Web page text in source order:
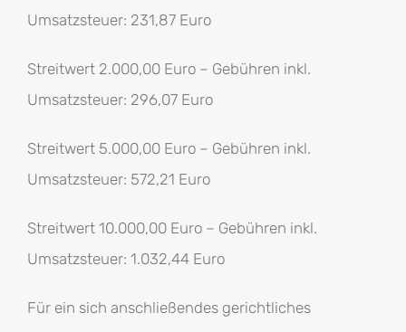
Umsatzsteuer: 231,87 Euro
Streitwert 2.000,00 Euro – Gebühren inkl.
Umsatzsteuer: 296,07 Euro
Streitwert 5.000,00 Euro – Gebühren inkl.
Umsatzsteuer: 572,21 Euro
Streitwert 10.000,00 Euro – Gebühren inkl.
Umsatzsteuer: 1.032,44 Euro
Für ein sich anschließendes gerichtliches